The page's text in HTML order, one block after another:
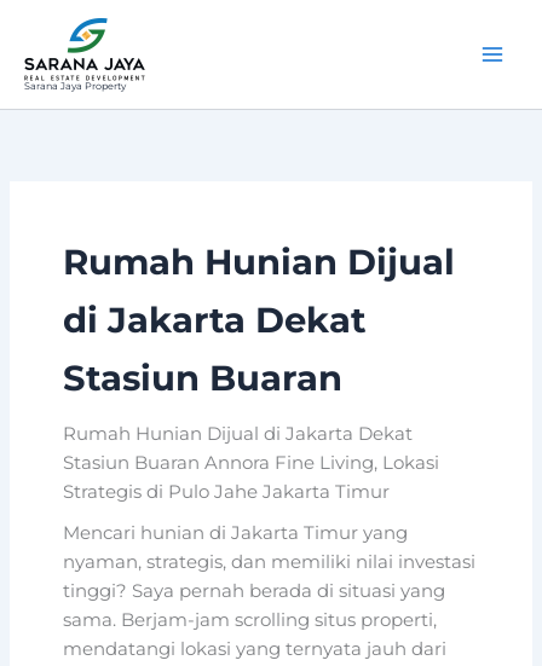
konten
Sarana Jaya Property
Rumah Hunian Dijual
di Jakarta Dekat
Stasiun Buaran
Rumah Hunian Dijual di Jakarta Dekat
Stasiun Buaran Annora Fine Living, Lokasi
Strategis di Pulo Jahe Jakarta Timur
Mencari hunian di Jakarta Timur yang
nyaman, strategis, dan memiliki nilai investasi
tinggi? Saya pernah berada di situasi yang
sama. Berjam-jam scrolling situs properti,
mendatangi lokasi yang ternyata jauh dari